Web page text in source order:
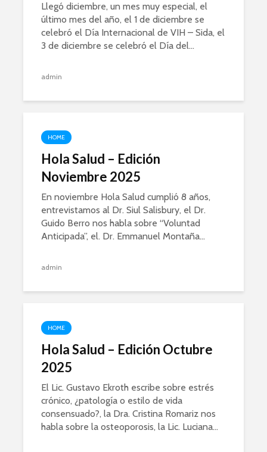
Llegó diciembre, un mes muy especial, el
último mes del año, el 1 de diciembre se
celebró el Día Internacional de VIH – Sida, el
3 de diciembre se celebró el Día del...
admin
HOME
Hola Salud – Edición
Noviembre 2025
En noviembre Hola Salud cumplió 8 años,
entrevistamos al Dr. Siul Salisbury, el Dr.
Guido Berro nos habla sobre “Voluntad
Anticipada”, el. Dr. Emmanuel Montaña...
admin
HOME
Hola Salud – Edición Octubre
2025
El Lic. Gustavo Ekroth escribe sobre estrés
crónico, ¿patología o estilo de vida
consensuado?, la Dra. Cristina Romariz nos
habla sobre la osteoporosis, la Lic. Luciana...